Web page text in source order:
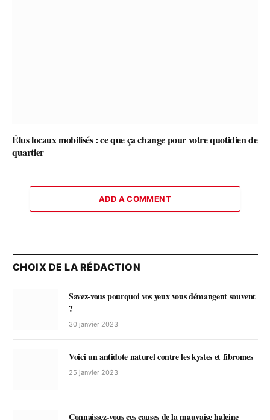
Élus locaux mobilisés : ce que ça change pour votre quotidien de
quartier
ADD A COMMENT
CHOIX DE LA RÉDACTION
Savez-vous pourquoi vos yeux vous démangent souvent
?
30 janvier 2023
Voici un antidote naturel contre les kystes et fibromes
25 janvier 2023
Connaissez-vous ces causes de la mauvaise haleine